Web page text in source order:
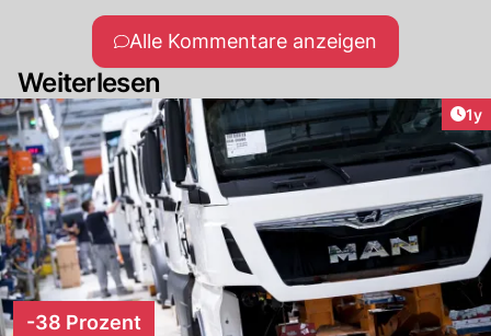
Alle Kommentare anzeigen
Weiterlesen
1y
-38 Prozent